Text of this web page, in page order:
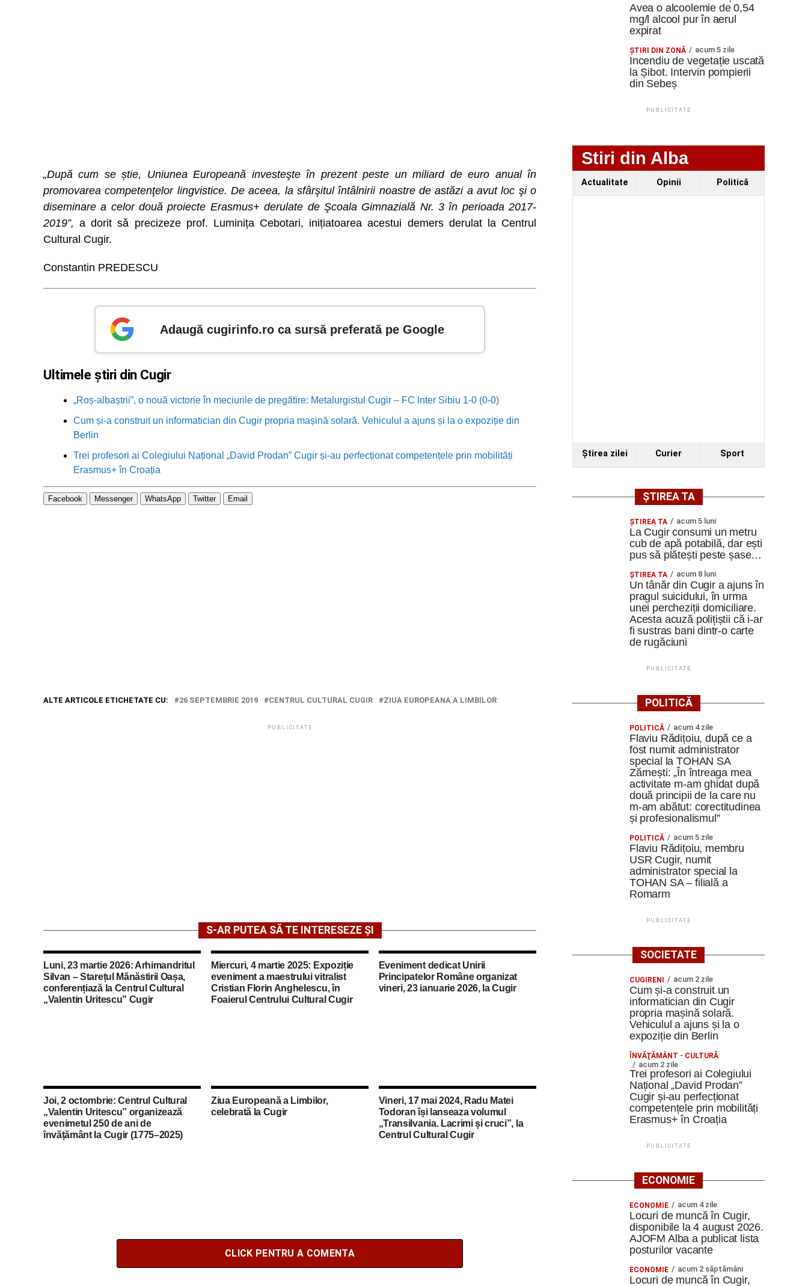
„După cum se știe, Uniunea Europeană investeşte în prezent peste un miliard de euro anual în
promovarea competenţelor lingvistice. De aceea, la sfârşitul întâlnirii noastre de astăzi a avut loc şi o
diseminare a celor două proiecte Erasmus+ derulate de Şcoala Gimnazială Nr. 3 în perioada 2017-
2019”, a dorit să precizeze prof. Luminița Cebotari, inițiatoarea acestui demers derulat la Centrul
Cultural Cugir.
Constantin PREDESCU
Adaugă cugirinfo.ro ca sursă preferată pe Google
Ultimele știri din Cugir
„Roș-albaștrii”, o nouă victorie în meciurile de pregătire: Metalurgistul Cugir – FC Inter Sibiu 1-0 (0-0)
Cum și-a construit un informatician din Cugir propria mașină solară. Vehiculul a ajuns și la o expoziție din
Berlin
Trei profesori ai Colegiului Național „David Prodan” Cugir și-au perfecționat competențele prin mobilități
Erasmus+ în Croația
Facebook Messenger WhatsApp Twitter Email
ALTE ARTICOLE ETICHETATE CU: 26 SEPTEMBRIE 2019 CENTRUL CULTURAL CUGIR ZIUA EUROPEANA A LIMBILOR
PUBLICITATE
S-AR PUTEA SĂ TE INTERESEZE ȘI
Luni, 23 martie 2026: Arhimandritul
Silvan – Starețul Mănăstirii Oașa,
conferențiază la Centrul Cultural
„Valentin Uritescu” Cugir
Miercuri, 4 martie 2025: Expoziție
eveniment a maestrului vitralist
Cristian Florin Anghelescu, în
Foaierul Centrului Cultural Cugir
Eveniment dedicat Unirii
Principatelor Române organizat
vineri, 23 ianuarie 2026, la Cugir
Joi, 2 octombrie: Centrul Cultural
„Valentin Uritescu” organizează
evenimetul 250 de ani de
învățământ la Cugir (1775–2025)
Ziua Europeană a Limbilor,
celebrată la Cugir
Vineri, 17 mai 2024, Radu Matei
Todoran își lanseaza volumul
„Transilvania. Lacrimi și cruci”, la
Centrul Cultural Cugir
CLICK PENTRU A COMENTA
Avea o alcoolemie de 0,54
mg/l alcool pur în aerul
expirat
ŞTIRI DIN ZONĂ acum 5 zile
Incendiu de vegetație uscată
la Șibot. Intervin pompierii
din Sebeș
PUBLICITATE
Stiri din Alba
Actualitate Opinii Politică
Ştirea zilei Curier Sport
ȘTIREA TA
ȘTIREA TA acum 5 luni
La Cugir consumi un metru
cub de apă potabilă, dar ești
pus să plătești peste șase…
ȘTIREA TA acum 8 luni
Un tânăr din Cugir a ajuns în
pragul suicidului, în urma
unei percheziții domiciliare.
Acesta acuză polițiștii că i-ar
fi sustras bani dintr-o carte
de rugăciuni
PUBLICITATE
POLITICĂ
POLITICĂ acum 4 zile
Flaviu Rădițoiu, după ce a
fost numit administrator
special la TOHAN SA
Zărnești: „În întreaga mea
activitate m-am ghidat după
două principii de la care nu
m-am abătut: corectitudinea
și profesionalismul”
POLITICĂ acum 5 zile
Flaviu Rădițoiu, membru
USR Cugir, numit
administrator special la
TOHAN SA – filială a
Romarm
PUBLICITATE
SOCIETATE
CUGIRENI acum 2 zile
Cum și-a construit un
informatician din Cugir
propria mașină solară.
Vehiculul a ajuns și la o
expoziție din Berlin
ÎNVĂŢĂMÂNT - CULTURĂ
acum 2 zile
Trei profesori ai Colegiului
Național „David Prodan”
Cugir și-au perfecționat
competențele prin mobilități
Erasmus+ în Croația
PUBLICITATE
ECONOMIE
ECONOMIE acum 4 zile
Locuri de muncă în Cugir,
disponibile la 4 august 2026.
AJOFM Alba a publicat lista
posturilor vacante
ECONOMIE acum 2 săptămâni
Locuri de muncă în Cugir,